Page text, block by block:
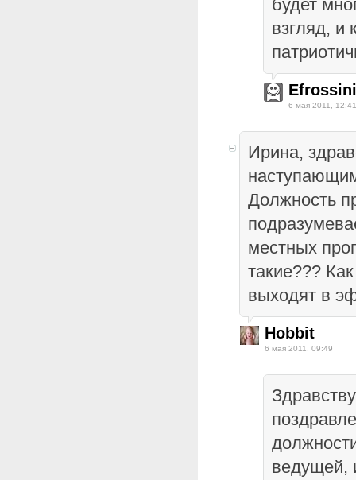
будет
взгляд, и
6 мая 2011, 12:41
Ирина,
Должность
местных
такие???
выходят в
Hobbit
6 мая 2011, 09:49
ведущей,